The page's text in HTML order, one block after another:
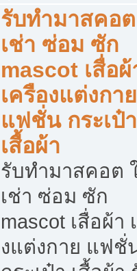
รับทำมาสคอ
เช่า ซ่อม ซัก
mascot เสื่อผ้
เครืองแต่งกาย
แฟชั่น กระเป๋า
เสื้อผ้า
รับทำมาสคอต
เช่า ซ่อม ซัก
mascot เสื่อผ้า
งแต่งกาย แฟชั่